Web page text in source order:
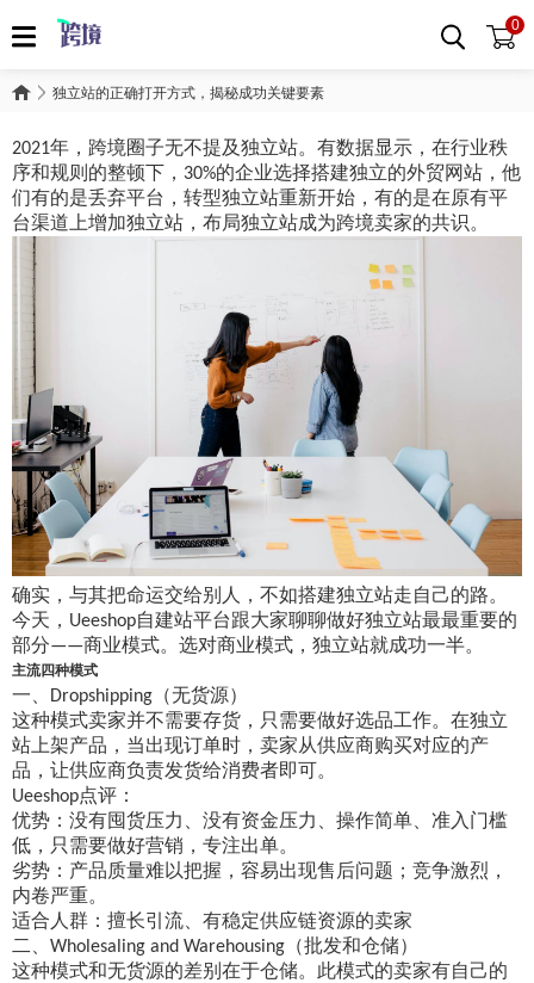
0
独立站的正确打开方式，揭秘成功关键要素
2021年，跨境圈子无不提及独立站。有数据显示，在行业秩
序和规则的整顿下， 30%的企业选择搭建独立的外贸网站，他
们有的是丢弃平台，转型独立站重新开始，有的是在原有平
台渠道上增加独立站，布局独立站成为跨境卖家的共识。
确实，与其把命运交给别人，不如搭建独立站走自己的路。
今天， Ueeshop自建站平台跟大家聊聊做好独立站最最重要的
部分——商业模式。选对商业模式，独立站就成功一半。
主流四种模式
一、 Dropshipping （无货源）
这种模式卖家并不需要存货，只需要做好选品工作。在独立
站上架产品，当出现订单时， 卖家从供应商购买对应的产
品，让供应商负责发货给消费者即可。
Ueeshop点评：
优势：没有囤货压力、没有资金压力、操作简单、准入门槛
低，只需要做好营销，专注出单。
劣势：产品质量难以把握，容易出现售后问题；竞争激烈，
内卷严重。
适合人群： 擅长引流、有稳定供应链资源的卖家
二、 Wholesaling and Warehousing （批发和仓储）
这种模式和无货源的差别在于仓储。此模式的卖家有自己的